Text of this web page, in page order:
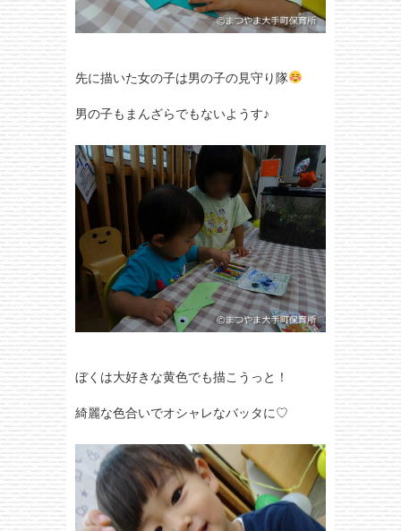
先に描いた女の子は男の子の見守り隊
男の子もまんざらでもないようす♪
ぼくは大好きな黄色でも描こうっと！
綺麗な色合いでオシャレなバッタに♡